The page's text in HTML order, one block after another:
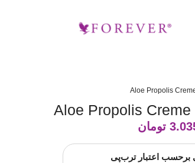
تومان
برحسب اعتبار ترب‌پی